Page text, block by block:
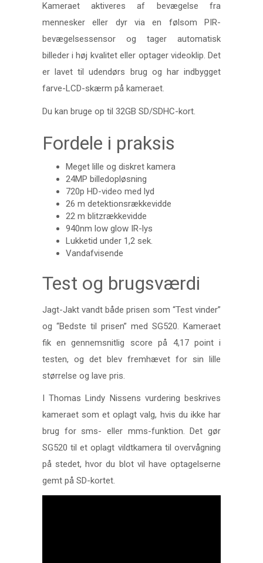
Kameraet aktiveres af bevægelse fra
mennesker eller dyr via en følsom PIR-
bevægelsessensor og tager automatisk
billeder i høj kvalitet eller optager videoklip. Det
er lavet til udendørs brug og har indbygget
farve-LCD-skærm på kameraet.
Du kan bruge op til 32GB SD/SDHC-kort.
Fordele i praksis
Meget lille og diskret kamera
24MP billedopløsning
720p HD-video med lyd
26 m detektionsrækkevidde
22 m blitzrækkevidde
940nm low glow IR-lys
Lukketid under 1,2 sek.
Vandafvisende
Test og brugsværdi
Jagt-Jakt vandt både prisen som “Test vinder”
og “Bedste til prisen” med SG520. Kameraet
fik en gennemsnitlig score på 4,17 point i
testen, og det blev fremhævet for sin lille
størrelse og lave pris.
I Thomas Lindy Nissens vurdering beskrives
kameraet som et oplagt valg, hvis du ikke har
brug for sms- eller mms-funktion. Det gør
SG520 til et oplagt vildtkamera til overvågning
på stedet, hvor du blot vil have optagelserne
gemt på SD-kortet.